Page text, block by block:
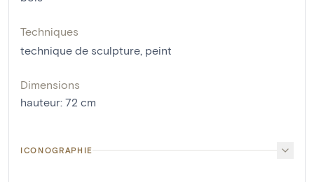
Techniques
technique de sculpture peint
Dimensions
hauteur: 72 cm
ICONOGRAPHIE